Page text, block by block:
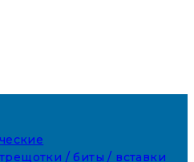
/ биты / вставки